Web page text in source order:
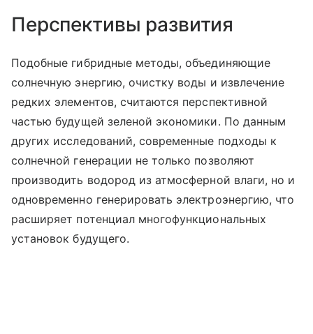
Перспективы развития
Подобные гибридные методы, объединяющие
солнечную энергию, очистку воды и извлечение
редких элементов, считаются перспективной
частью будущей зеленой экономики. По данным
других исследований, современные подходы к
солнечной генерации не только позволяют
производить водород из атмосферной влаги, но и
одновременно генерировать электроэнергию, что
расширяет потенциал многофункциональных
установок будущего.